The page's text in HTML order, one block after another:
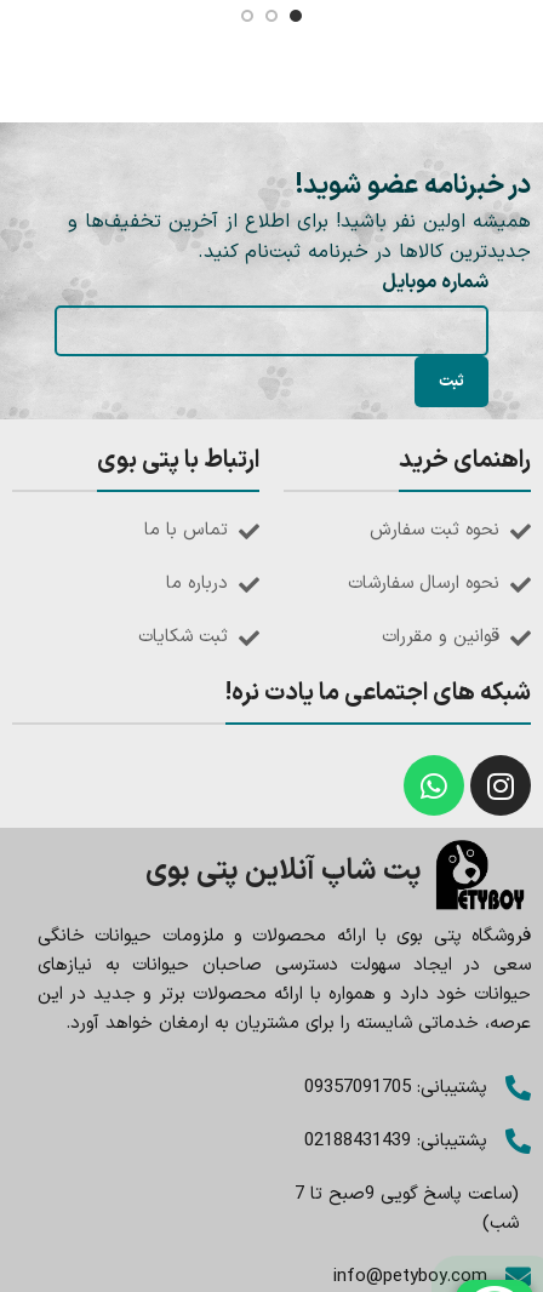
در خبرنامه عضو شوید!
همیشه اولین نفر باشید! برای اطلاع از آخرین تخفیف‌ها و
جدیدترین کالاها در خبرنامه ثبت‌نام کنید.
شماره موبایل
راهنمای خرید
نحوه ثبت سفارش
نحوه ارسال سفارشات
قوانین و مقررات
ارتباط با پتی بوی
تماس با ما
درباره ما
ثبت شکایات
شبکه های اجتماعی ما یادت نره!
پت شاپ آنلاین پتی بوی
فروشگاه پتی بوی با ارائه محصولات و ملزومات حیوانات خانگی
سعی در ایجاد سهولت دسترسی صاحبان حیوانات به نیازهای
حیوانات خود دارد و همواره با ارائه محصولات برتر و جدید در این
عرصه، خدماتی شایسته را برای مشتریان به ارمغان خواهد آورد.
پشتیبانی: 09357091705
پشتیبانی: 02188431439
(ساعت پاسخ گویی 9صبح تا 7
شب)
info@petyboy.com